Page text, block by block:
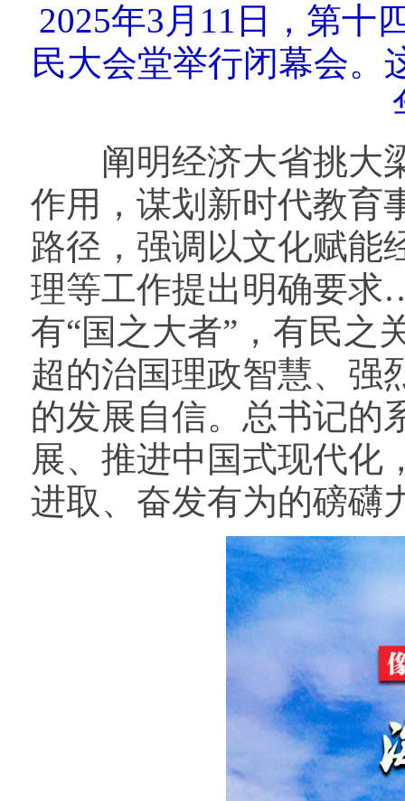
2025年3月11日，第十
民大会堂举行闭幕会。
阐明经济大省挑大梁
作用，谋划新时代教育
路径，强调以文化赋能
理等工作提出明确要
有“国之大者”，有民之
超的治国理政智慧、强
的发展自信。总书记的
展、推进中国式现代化
进取、奋发有为的磅礴